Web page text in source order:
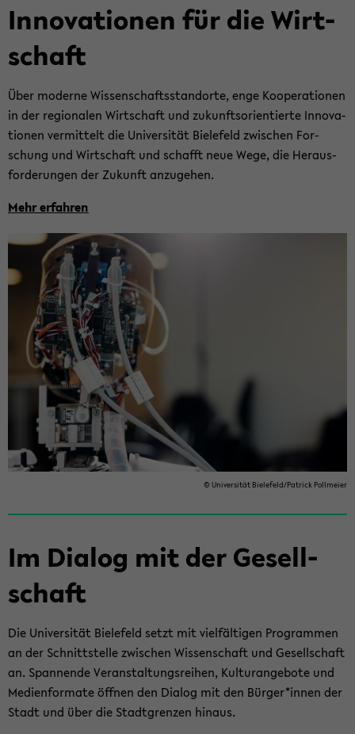
In­no­va­tio­nen für die Wirt­
schaft
Über mo­der­ne Wis­sen­schafts­stand­or­te, enge Ko­ope­ra­tio­nen
in der re­gio­na­len Wirt­schaft und zu­kunfts­ori­en­tier­te In­no­va­
tio­nen ver­mit­telt die Uni­ver­si­tät Bie­le­feld zwi­schen For­
schung und Wirt­schaft und schafft neue Wege, die Her­aus­
for­de­run­gen der Zu­kunft an­zu­ge­hen.
Mehr er­fah­ren
© Uni­ver­si­tät Bie­le­feld/Pa­trick Poll­mei­er
Im Dia­log mit der Ge­sell­
schaft
Die Uni­ver­si­tät Bie­le­feld setzt mit viel­fäl­ti­gen Pro­gram­men
an der Schnitt­stel­le zwi­schen Wis­sen­schaft und Ge­sell­schaft
an. Span­nen­de Ver­an­stal­tungs­rei­hen, Kul­tur­ange­bo­te und
Me­di­en­for­ma­te öff­nen den Dia­log mit den Bür­ger*innen der
Stadt und über die Stadt­gren­zen hin­aus.